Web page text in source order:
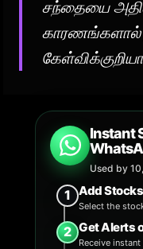
சந்தையை
காரணங்களால்
Instant
Used by
1 Add Stocks
Select the
2 Get Alerts
Receive